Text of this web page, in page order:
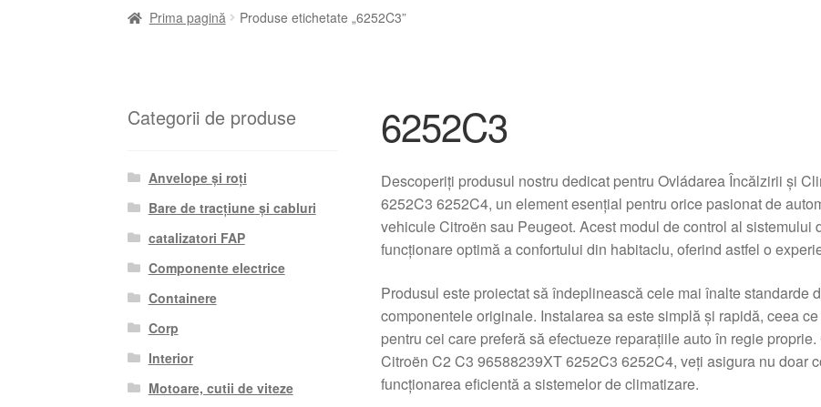
Prima pagină Produse etichetate „6252C3”
6252C3
Descoperiți produsul nostru dedicat pentru Ovládarea Încălzirii și
6252C3 6252C4, un element esențial pentru orice pasionat de
vehicule Citroën sau Peugeot. Acest modul de control al sistemului
funcționare optimă a confortului din habitaclu, oferind astfel o
Produsul este proiectat să îndeplinească cele mai înalte standarde
componentele originale. Instalarea sa este simplă și rapidă, ceea
pentru cei care preferă să efectueze reparațiile auto în regie
Citroën C2 C3 96588239XT 6252C3 6252C4, veți asigura nu doar
funcționarea eficientă a sistemelor de climatizare.
Categorii de produse
Anvelope și roți
Bare de tracțiune și cabluri
catalizatori FAP
Componente electrice
Containere
Corp
Interior
Motoare, cutii de viteze